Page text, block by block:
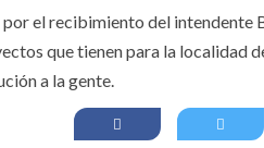
el recibimiento del
que tienen para la localidad
a la gente.